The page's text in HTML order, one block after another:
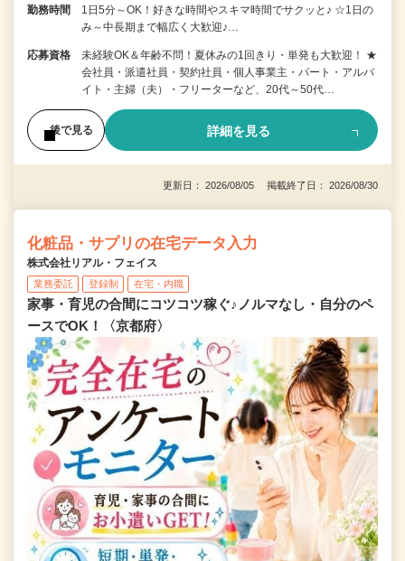
勤務時間
1日5分～OK！好きな時間やスキマ時間でサクッと♪ ☆1日の
み～中長期まで幅広く大歓迎♪…
応募資格
未経験OK＆年齢不問！夏休みの1回きり・単発も大歓迎！ ★
会社員・派遣社員・契約社員・個人事業主・パート・アルバ
イト・主婦（夫）・フリーターなど、20代～50代…
後で見る 詳細を見る
更新日： 2026/08/05 掲載終了日： 2026/08/30
化粧品・サプリの在宅データ入力
株式会社リアル・フェイス
業務委託 登録制 在宅・内職
家事・育児の合間にコツコツ稼ぐ♪ノルマなし・自分のペ
ースでOK！〈京都府〉